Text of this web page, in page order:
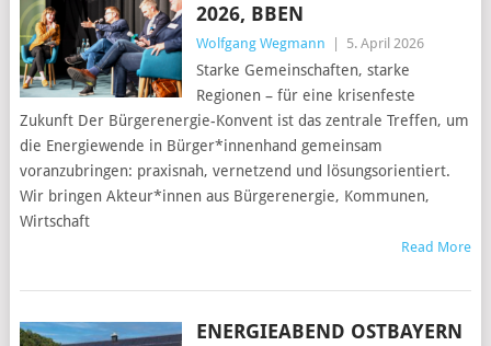
2026, BBEN
Wolfgang Wegmann 5. April 2026
Starke Gemeinschaften, starke
Regionen – für eine krisenfeste
Zukunft Der Bürgerenergie-Konvent ist das zentrale Treffen, um
die Energiewende in Bürger*innenhand gemeinsam
voranzubringen: praxisnah, vernetzend und lösungsorientiert.
Wir bringen Akteur*innen aus Bürgerenergie, Kommunen,
Wirtschaft
Read More
ENERGIEABEND OSTBAYERN